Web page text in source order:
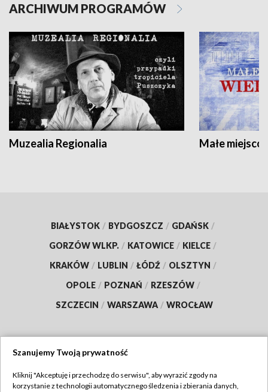
ARCHIWUM PROGRAMÓW
Muzealia Regionalia Małe
BIAŁYSTOK / BYDGOSZCZ / GDAŃSK /
GORZÓW WLKP. / KATOWICE / KIELCE /
KRAKÓW / LUBLIN / ŁÓDŹ / OLSZTYN /
OPOLE / POZNAŃ / RZESZÓW /
SZCZECIN / WARSZAWA / WROCŁAW
TVP
Szanujemy Twoją prywatność
Kliknij "Akceptuję i przechodzę do serwisu", aby wyrazić zgody na
korzystanie z technologii automatycznego śledzenia i zbierania danych,